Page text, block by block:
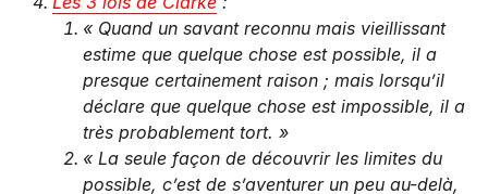
« Quand un savant reconnu mais vieillissant
estime que quelque chose est possible, il a
presque certainement raison ; mais lorsqu’il
déclare que quelque chose est impossible, il a
très probablement tort. »
« La seule façon de découvrir les limites du
possible, c’est de s’aventurer un peu au-delà,